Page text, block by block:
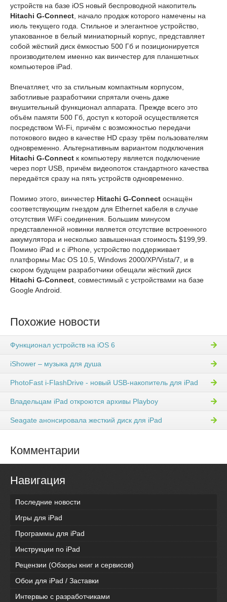
устройств на базе iOS новый беспроводной накопитель
Hitachi G-Connect , начало продаж которого намечены на
июль текущего года. Стильное и элегантное устройство,
упакованное в белый миниатюрный корпус, представляет
собой жёсткий диск ёмкостью 500 Гб и позиционируется
производителем именно как винчестер для планшетных
компьютеров iPad.
Впечатляет, что за стильным компактным корпусом,
заботливые разработчики спрятали очень даже
внушительный функционал аппарата. Прежде всего это
объём памяти 500 Гб, доступ к которой осуществляется
посредством Wi-Fi, причём с возможностью передачи
потокового видео в качестве HD сразу трём пользователям
одновременно. Альтернативным вариантом подключения
Hitachi G-Connect к компьютеру является подключение
через порт USB, причём видеопоток стандартного качества
передаётся сразу на пять устройств одновременно.
Помимо этого, винчестер Hitachi G-Connect оснащён
соответствующим гнездом для Ethernet кабеля в случае
отсутствия WiFi соединения. Большим минусом
представленной новинки является отсутствие встроенного
аккумулятора и несколько завышенная стоимость $199,99.
Помимо iPad и с iPhone, устройство поддерживает
платформы Mac OS 10.5, Windows 2000/XP/Vista/7, и в
скором будущем разработчики обещали жёсткий диск
Hitachi G-Connect , совместимый с устройствами на базе
Google Android.
Похожие новости
Функционал устройств на iOS 6
iShower – музыка для душа
PhotoFast i-FlashDrive - новый USB-накопитель для iPad
Владельцам iPad откроются архивы Playboy
Seagate анонсировала жесткий диск для iPad
Комментарии
Навигация
Последние новости
Игры для iPad
Программы для iPad
Инструкции по iPad
Рецензии (Обзоры книг и сервисов)
Обои для iPad / Заставки
Интервью с разработчиками